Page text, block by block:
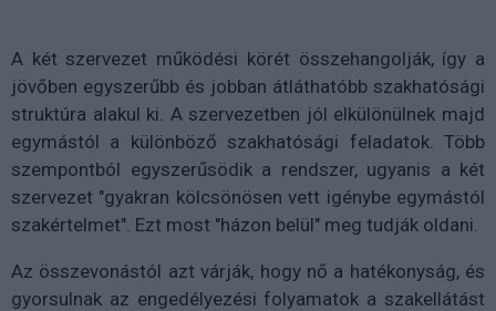
A két szervezet működési körét összehangolják, így a
jövőben egyszerűbb és jobban átláthatóbb szakhatósági
struktúra alakul ki. A szervezetben jól elkülönülnek majd
egymástól a különböző szakhatósági feladatok. Több
szempontból egyszerűsödik a rendszer, ugyanis a két
szervezet "gyakran kölcsönösen vett igénybe egymástól
szakértelmet". Ezt most "házon belül" meg tudják oldani.
Az összevonástól azt várják, hogy nő a hatékonyság, és
gyorsulnak az engedélyezési folyamatok a szakellátást